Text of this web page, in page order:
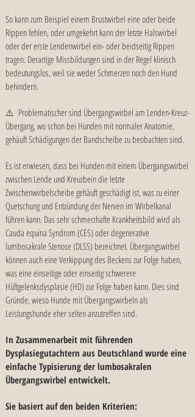
So kann zum Beispiel einem Brustwirbel eine oder beide
Rippen fehlen, oder umgekehrt kann der letzte Halswirbel
oder der erste Lendenwirbel ein- oder beidseitig Rippen
tragen. Derartige Missbildungen sind in der Regel klinisch
bedeutungslos, weil sie weder Schmerzen noch den Hund
behindern.
⚠️ Problematischer sind Übergangswirbel am Lenden-Kreuz-
Übergang, wo schon bei Hunden mit normaler Anatomie,
gehäuft Schädigungen der Bandscheibe zu beobachten sind.
Es ist erwiesen, dass bei Hunden mit einem Übergangswirbel
zwischen Lende und Kreuzbein die letzte
Zwischenwirbelscheibe gehäuft geschädigt ist, was zu einer
Quetschung und Entzündung der Nerven im Wirbelkanal
führen kann. Das sehr schmerzhafte Krankheitsbild wird als
Cauda equina Syndrom (CES) oder degenerative
lumbosakrale Stenose (DLSS) bezeichnet. Übergangswirbel
können auch eine Verkippung des Beckens zur Folge haben,
was eine einseitige oder einseitig schwerere
Hüftgelenksdysplasie (HD) zur Folge haben kann. Dies sind
Gründe, wieso Hunde mit Übergangswirbeln als
Leistungshunde eher selten anzutreffen sind.
In Zusammenarbeit mit führenden
Dysplasiegutachtern aus Deutschland wurde eine
einfache Typisierung der lumbosakralen
Übergangswirbel entwickelt.
Sie basiert auf den beiden Kriterien: